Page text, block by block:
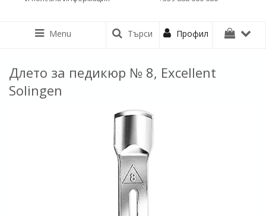
Menu Търси Профил
Длето за педикюр № 8, Excellent
Solingen